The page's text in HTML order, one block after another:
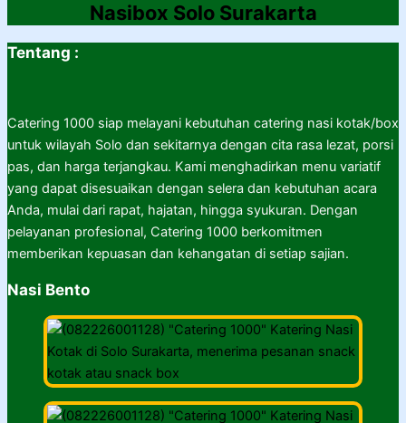
Nasibox Solo Surakarta
Tentang :
Catering 1000 siap melayani kebutuhan catering nasi kotak/box
untuk wilayah Solo dan sekitarnya dengan cita rasa lezat, porsi
pas, dan harga terjangkau. Kami menghadirkan menu variatif
yang dapat disesuaikan dengan selera dan kebutuhan acara
Anda, mulai dari rapat, hajatan, hingga syukuran. Dengan
pelayanan profesional, Catering 1000 berkomitmen
memberikan kepuasan dan kehangatan di setiap sajian.
Nasi Bento